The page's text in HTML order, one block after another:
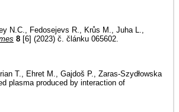
N.C., Fedosejevs R., Krůs M., Juha L.,
8 [6] (2023) č. článku 065602.
T., Ehret M., Gajdoš P., Zaras-Szydłowska
plasma produced by interaction of